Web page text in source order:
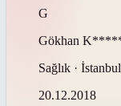
G
Gökhan
Sağlık ·
20.12.2018